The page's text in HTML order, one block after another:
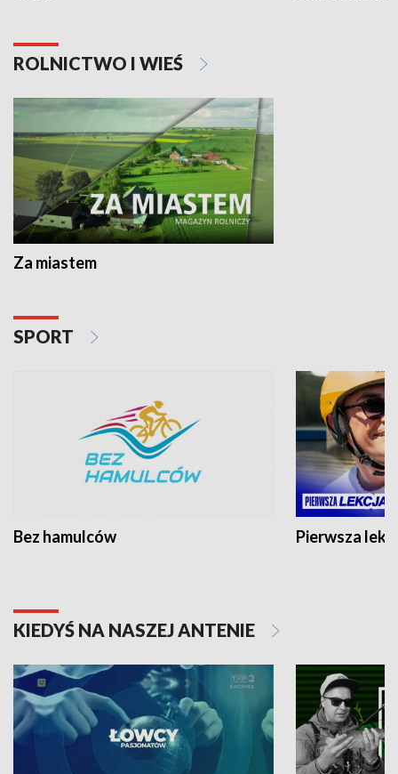
ROLNICTWO I WIEŚ
Za miastem
SPORT
Bez hamulców Pierwsza
KIEDYŚ NA NASZEJ ANTENIE